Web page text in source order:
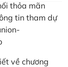
thỏa mãn
tin tham dự
về chương